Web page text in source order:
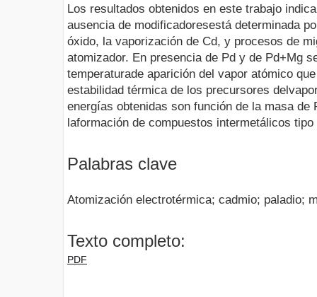
Los resultados obtenidos en este trabajo
ausencia de modificadoresestá determinada
óxido, la vaporización de Cd, y procesos de
atomizador. En presencia de Pd y de Pd+Mg
temperaturade aparición del vapor atómico
estabilidad térmica de los precursores
energías obtenidas son función de la masa de
laformación de compuestos intermetálicos
Palabras clave
Atomización electrotérmica; cadmio; paladio;
Texto completo:
PDF